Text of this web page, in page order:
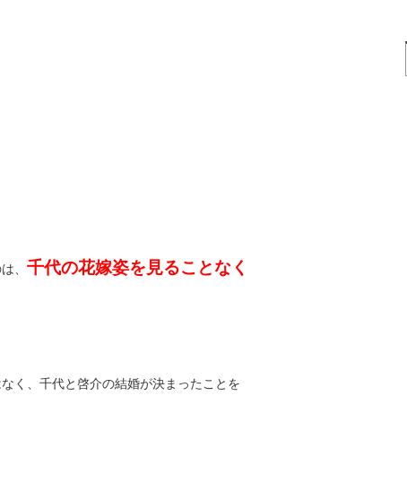
、 千代の花嫁姿を見ることなく
く、千代と啓介の結婚が決まったことを